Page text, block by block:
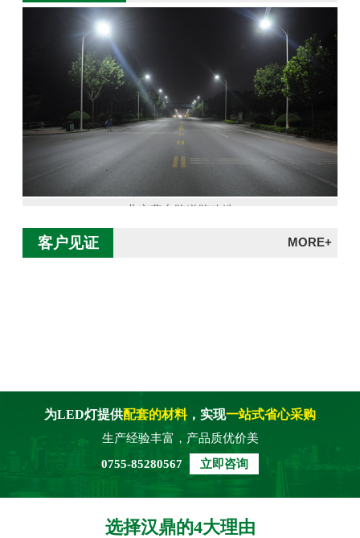
北京燕东路道路改造
客户见证 MORE+
为LED灯提供配套的材料，实现一站式省心采购
生产经验丰富，产品质优价美
0755-85280567
立即咨询
选择汉鼎的4大理由